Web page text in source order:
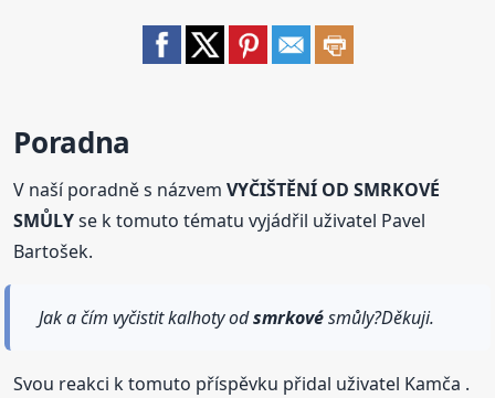
Poradna
V naší poradně s názvemVYČIŠTĚNÍ OD SMRKOVÉ
SMŮLYse k tomuto tématu vyjádřil uživatel Pavel
Bartošek.
Jak a čím vyčistit kalhoty odsmrkovésmůly?Děkuji.
Svou reakci k tomuto příspěvku přidal uživatel Kamča .